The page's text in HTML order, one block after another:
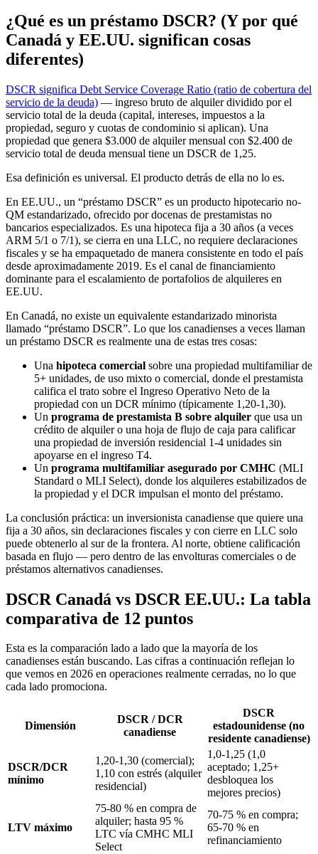
¿Qué es un préstamo DSCR? (Y por qué
Canadá y EE.UU. significan cosas
diferentes)
DSCR significa Debt Service Coverage Ratio (ratio de cobertura del
servicio de la deuda) — ingreso bruto de alquiler dividido por el
servicio total de la deuda (capital, intereses, impuestos a la
propiedad, seguro y cuotas de condominio si aplican). Una
propiedad que genera $3.000 de alquiler mensual con $2.400 de
servicio total de deuda mensual tiene un DSCR de 1,25.
Esa definición es universal. El producto detrás de ella no lo es.
En EE.UU., un “préstamo DSCR” es un producto hipotecario no-
QM estandarizado, ofrecido por docenas de prestamistas no
bancarios especializados. Es una hipoteca fija a 30 años (a veces
ARM 5/1 o 7/1), se cierra en una LLC, no requiere declaraciones
fiscales y se ha empaquetado de manera consistente en todo el país
desde aproximadamente 2019. Es el canal de financiamiento
dominante para el escalamiento de portafolios de alquileres en
EE.UU.
En Canadá, no existe un equivalente estandarizado minorista
llamado “préstamo DSCR”. Lo que los canadienses a veces llaman
un préstamo DSCR es realmente una de estas tres cosas:
Una hipoteca comercial sobre una propiedad multifamiliar de
5+ unidades, de uso mixto o comercial, donde el prestamista
califica el trato sobre el Ingreso Operativo Neto de la
propiedad con un DCR mínimo (típicamente 1,20-1,30).
Un programa de prestamista B sobre alquiler que usa un
crédito de alquiler o una hoja de flujo de caja para calificar
una propiedad de inversión residencial 1-4 unidades sin
apoyarse en el ingreso T4.
Un programa multifamiliar asegurado por CMHC (MLI
Standard o MLI Select), donde los alquileres estabilizados de
la propiedad y el DCR impulsan el monto del préstamo.
La conclusión práctica: un inversionista canadiense que quiere una
fija a 30 años, sin declaraciones fiscales y con cierre en LLC solo
puede obtenerlo al sur de la frontera. Al norte, obtiene calificación
basada en flujo — pero dentro de las envolturas comerciales o de
préstamos alternativos canadienses.
DSCR Canadá vs DSCR EE.UU.: La tabla
comparativa de 12 puntos
Esta es la comparación lado a lado que la mayoría de los
canadienses están buscando. Las cifras a continuación reflejan lo
que vemos en 2026 en operaciones realmente cerradas, no lo que
cada lado promociona.
Dimensión
DSCR / DCR
canadiense
DSCR
estadounidense (no
residente canadiense)
DSCR/DCR
mínimo
1,20-1,30 (comercial);
1,10 con estrés (alquiler
residencial)
1,0-1,25 (1,0
aceptado; 1,25+
desbloquea los
mejores precios)
LTV máximo
75-80 % en compra de
alquiler; hasta 95 %
LTC vía CMHC MLI
Select
70-75 % en compra;
65-70 % en
refinanciamiento